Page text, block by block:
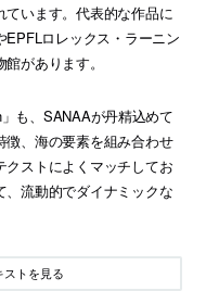
ています。代表的な作品に
ロレックス・ラーニン
があります。
も、SANAAが丹精込めて
、海の要素を組み合わせ
ストによくマッチしてお
、流動的でダイナミックな
トを見る